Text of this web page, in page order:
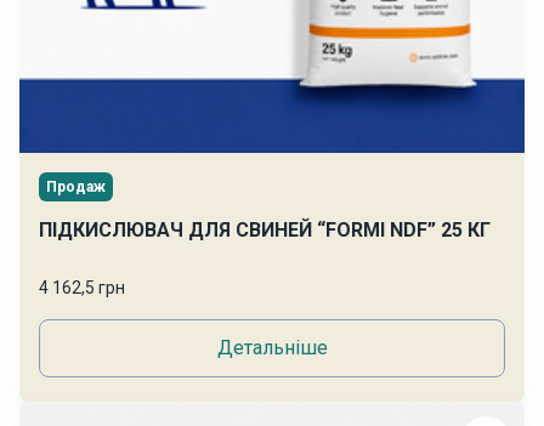
Продаж
ПІДКИСЛЮВАЧ ДЛЯ СВИНЕЙ “FORMI NDF” 25 КГ
4 162,5 грн
Детальніше